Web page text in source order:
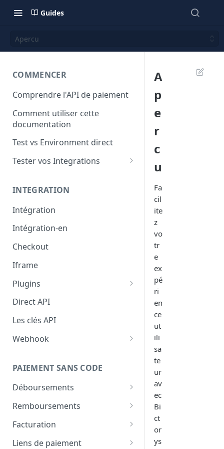
Guides
Apercu
COMMENCER
Comprendre l'API de paiement
Comment utiliser cette
documentation
Test vs Environment direct
Tester vos Integrations
Test Mobile Money
INTEGRATION
Intégration
Intégration-en
Checkout
Iframe
Plugins
Woocommerce
Intégration Shopify — Bictorys
Direct API
Les clés API
Webhook
Comment valider les
webhooks
PAIEMENT SANS CODE
Déboursements
Aperçu
Comment effectuer un
Remboursements
Aperçu
Comment effectuer un
Facturation
Créer une facture
Liens de paiement
A
p
e
r
c
u
Fa
cil
ite
z
vo
tr
e
ex
pé
ri
en
ce
ut
ili
sa
te
ur
av
ec
Bi
ct
or
ys